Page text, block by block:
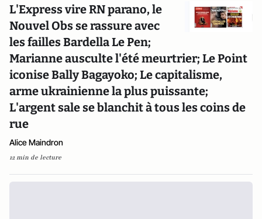
L'Express vire RN parano, le
Nouvel Obs se rassure avec
les failles Bardella Le Pen;
Marianne ausculte l'été meurtrier; Le Point
iconise Bally Bagayoko; Le capitalisme,
arme ukrainienne la plus puissante;
L'argent sale se blanchit à tous les coins de
rue
Alice Maindron
12 min de lecture